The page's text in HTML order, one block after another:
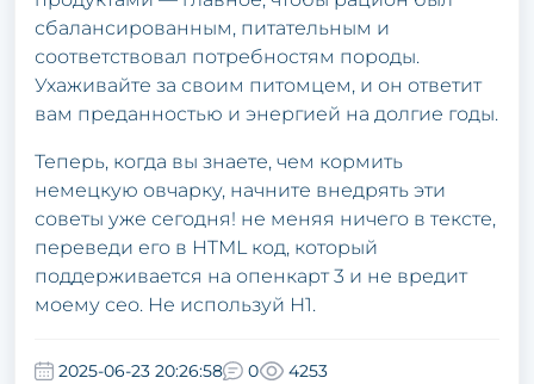
сбалансированным, питательным и
соответствовал потребностям породы.
Ухаживайте за своим питомцем, и он ответит
вам преданностью и энергией на долгие годы.
Теперь, когда вы знаете, чем кормить
немецкую овчарку, начните внедрять эти
советы уже сегодня! не меняя ничего в тексте,
переведи его в HTML код, который
поддерживается на опенкарт 3 и не вредит
моему сео. Не используй Н1.
2025-06-23 20:26:58 0 4253